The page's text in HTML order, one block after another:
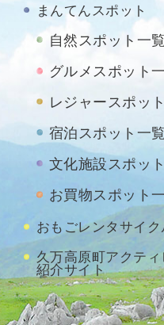
まんてんスポット
自然スポット一
グルメスポット
レジャースポッ
宿泊スポット一
文化施設スポッ
お買物スポット
おもごレンタサイク
久万高原町アクテ
紹介サイト